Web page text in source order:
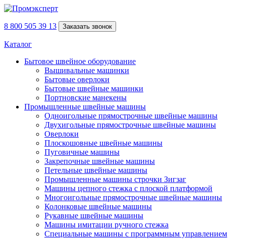
8 800 505 39 13 Заказать звонок
Каталог
Бытовое швейное оборудование
Вышивальные машинки
Бытовые оверлоки
Бытовые швейные машинки
Портновские манекены
Промышленные швейные машины
Одноигольные прямострочные швейные машины
Двухигольные прямострочные швейные машины
Оверлоки
Плоскошовные швейные машины
Пуговичные машины
Закрепочные швейные машины
Петельные швейные машины
Промышленные машины строчки Зигзаг
Машины цепного стежка с плоской платформой
Многоигольные прямострочные швейные машины
Колонковые швейные машины
Рукавные швейные машины
Машины имитации ручного стежка
Специальные машины с программным управлением